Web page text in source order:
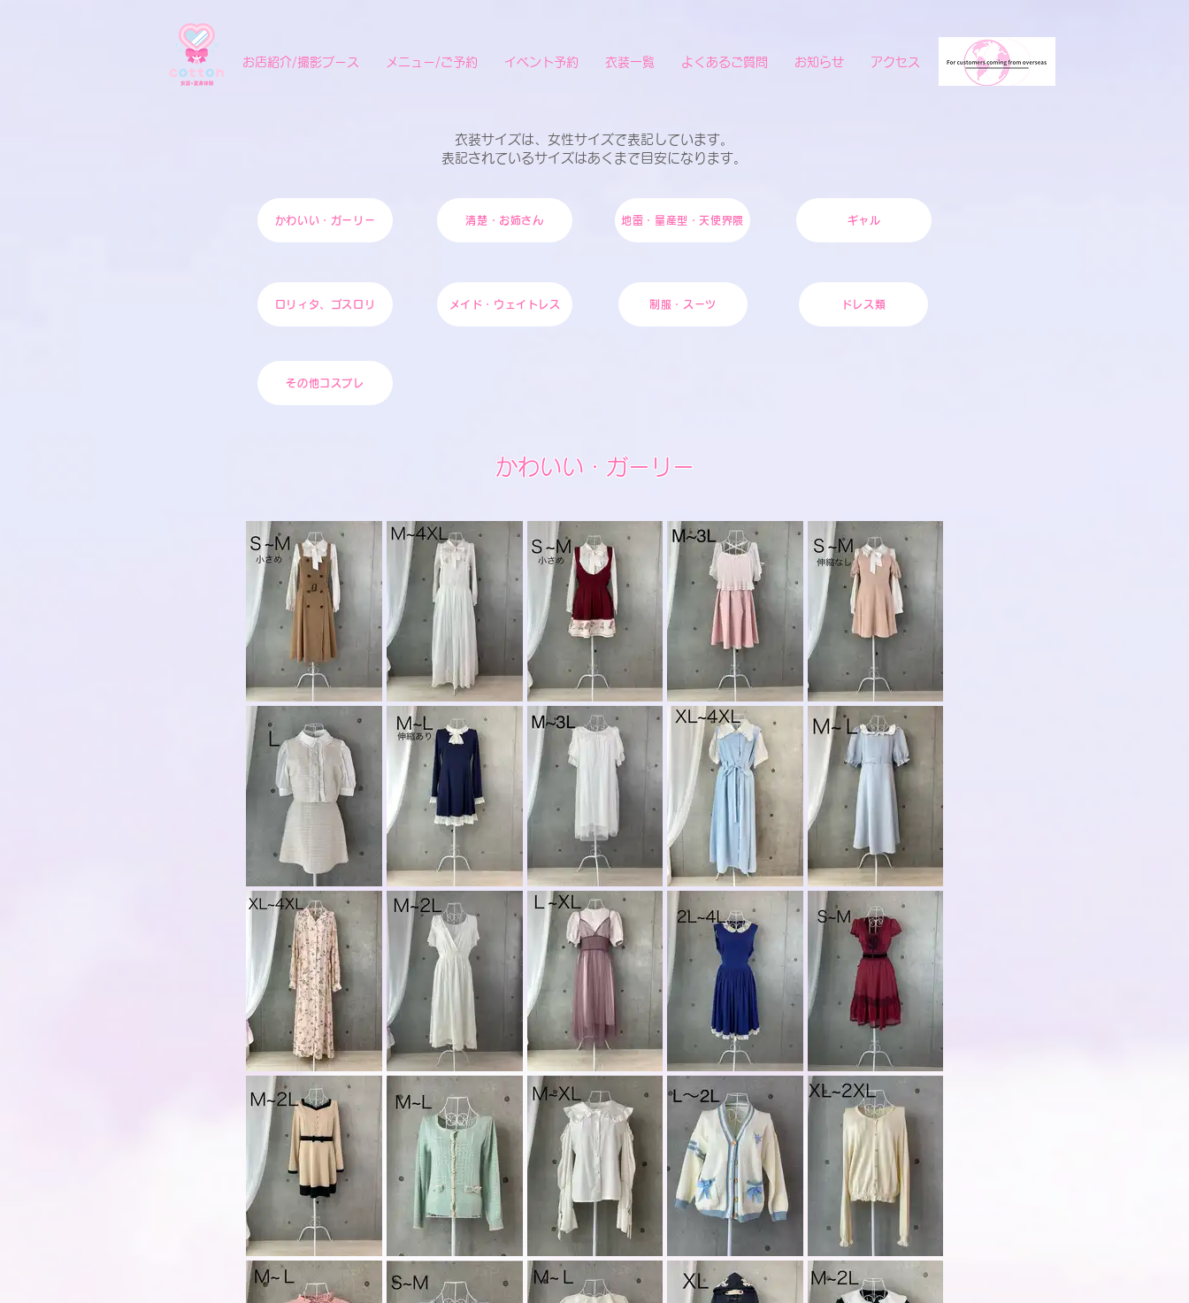
お店紹介/撮影ブース メニュー/ご予約 イベント予約 衣装一覧 よくあるご質問 お知らせ アクセス
衣装サイズは、女性サイズで表記しています。
表記されているサイズはあくまで目安になります。
かわいい・ガーリー 清楚・お姉さん 地雷・量産型・天使界隈
ロリィタ、ゴスロリ メイド・ウェイトレス 制服・スーツ
ギャル
ドレス類
その他コスプレ
かわいい・ガーリー